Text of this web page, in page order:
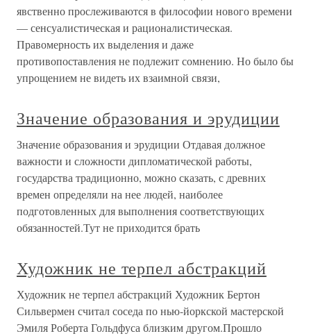
явственно прослеживаются в философии нового времени
— сенсуалистическая и рационалистическая.
Правомерность их выделения и даже
противопоставления не подлежит сомнению. Но было бы
упрощением не видеть их взаимной связи,
Значение образования и эрудиции
Значение образования и эрудиции Отдавая должное
важности и сложности дипломатической работы,
государства традиционно, можно сказать, с древних
времен определяли на нее людей, наиболее
подготовленных для выполнения соответствующих
обязанностей.Тут не приходится брать
Художник не терпел абстракций
Художник не терпел абстракций Художник Бертон
Сильвермен считал соседа по нью-йоркской мастерской
Эмиля Роберта Гольдфуса близким другом.Прошло